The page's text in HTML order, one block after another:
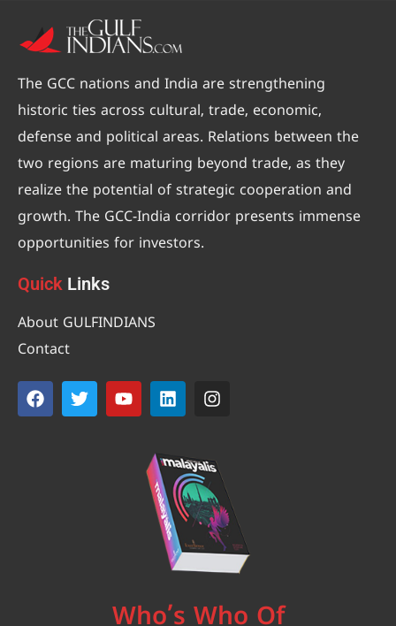
The GCC nations and India are strengthening
historic ties across cultural, trade, economic,
defense and political areas. Relations between the
two regions are maturing beyond trade, as they
realize the potential of strategic cooperation and
growth. The GCC-India corridor presents immense
opportunities for investors.
Quick Links
About GULFINDIANS
Contact
Who’s Who Of